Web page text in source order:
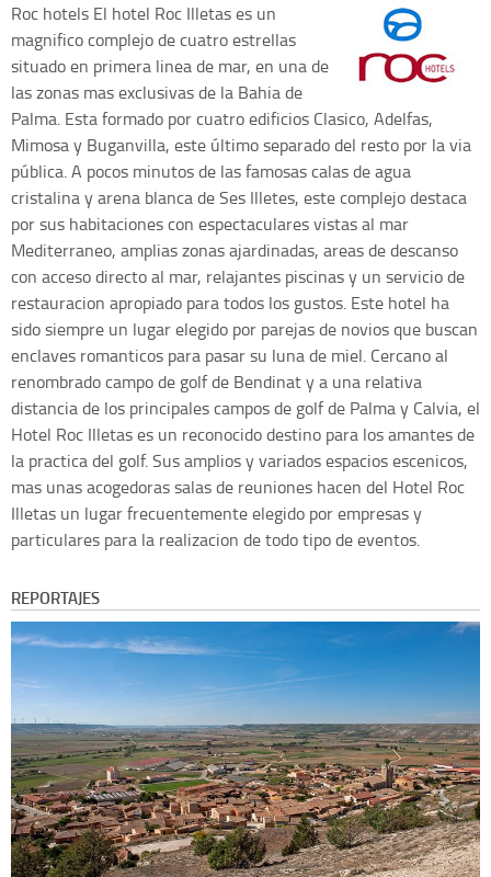
Roc hotels El hotel Roc Illetas es un
magnifico complejo de cuatro estrellas
situado en primera linea de mar, en una de
las zonas mas exclusivas de la Bahia de
Palma. Esta formado por cuatro edificios Clasico, Adelfas,
Mimosa y Buganvilla, este último separado del resto por la via
pública. A pocos minutos de las famosas calas de agua
cristalina y arena blanca de Ses Illetes, este complejo destaca
por sus habitaciones con espectaculares vistas al mar
Mediterraneo, amplias zonas ajardinadas, areas de descanso
con acceso directo al mar, relajantes piscinas y un servicio de
restauracion apropiado para todos los gustos. Este hotel ha
sido siempre un lugar elegido por parejas de novios que buscan
enclaves romanticos para pasar su luna de miel. Cercano al
renombrado campo de golf de Bendinat y a una relativa
distancia de los principales campos de golf de Palma y Calvia, el
Hotel Roc Illetas es un reconocido destino para los amantes de
la practica del golf. Sus amplios y variados espacios escenicos,
mas unas acogedoras salas de reuniones hacen del Hotel Roc
Illetas un lugar frecuentemente elegido por empresas y
particulares para la realizacion de todo tipo de eventos.
REPORTAJES